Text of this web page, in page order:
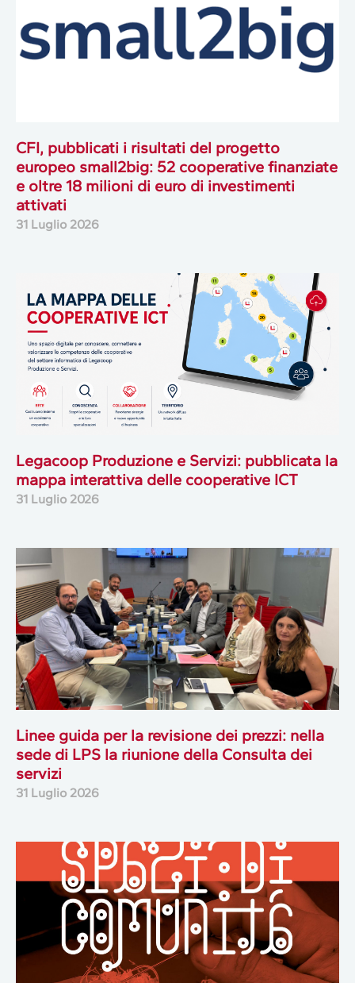
CFI, pubblicati i risultati del progetto
europeo small2big: 52 cooperative finanziate
e oltre 18 milioni di euro di investimenti
attivati
31 Luglio 2026
Legacoop Produzione e Servizi: pubblicata la
mappa interattiva delle cooperative ICT
31 Luglio 2026
Linee guida per la revisione dei prezzi: nella
sede di LPS la riunione della Consulta dei
servizi
31 Luglio 2026